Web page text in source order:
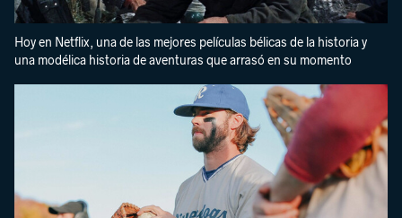
Hoy en Netflix, una de las mejores películas bélicas de la historia y
una modélica historia de aventuras que arrasó en su momento